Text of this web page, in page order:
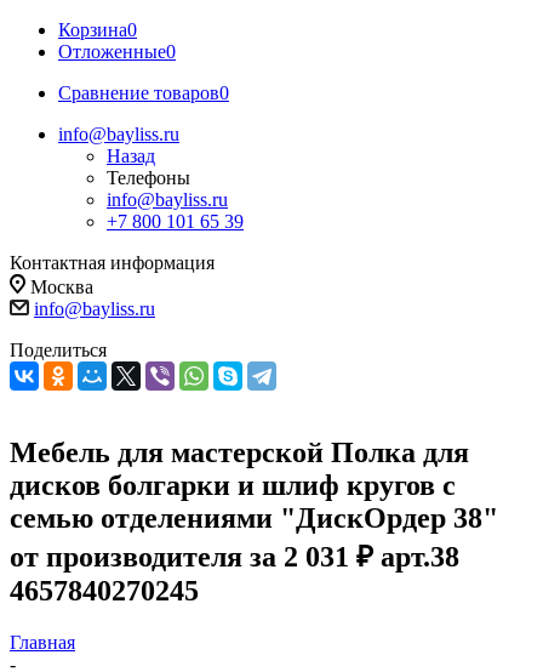
Корзина0
Отложенные0
Сравнение товаров0
info@bayliss.ru
Назад
Телефоны
info@bayliss.ru
+7 800 101 65 39
Контактная информация
Москва
info@bayliss.ru
Поделиться
Мебель для мастерской Полка для
дисков болгарки и шлиф кругов с
семью отделениями "ДискОрдер 38"
от производителя за 2 031 ₽ арт.38
4657840270245
Главная
-